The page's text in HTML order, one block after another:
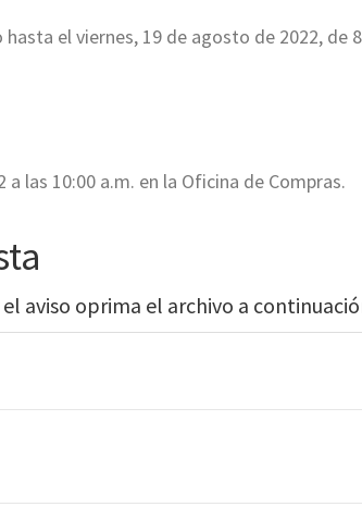
el viernes, 19 de agosto de 2022, de
las 10:00 a.m. en la Oficina de Compras.
aviso oprima el archivo a